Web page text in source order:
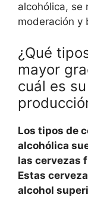
alcohólica, se
moderación y
¿Qué
mayor
cuál es
Los tipos de
alcohólica
las cervezas
Estas
alcohol